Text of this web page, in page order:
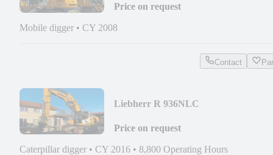
Price on request
Mobile digger • CY 2008
Contact
Liebherr R 936NLC
Price on request
Caterpillar digger • CY 2016 • 8,800 Operating Hours